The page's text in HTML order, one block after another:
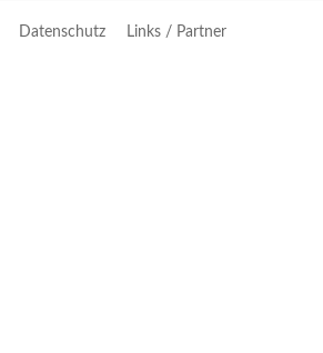
Datenschutz Links / Partner